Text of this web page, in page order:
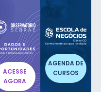
ACESSE
AGORA
AGENDA DE
CURSOS